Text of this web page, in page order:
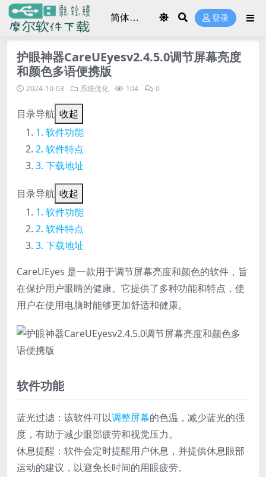
登录
护眼神器CareUEyesv2.4.5.0调节屏幕亮度
和颜色多语便携版
2024-10-03 系统优化 104 0
目录导航 收起
软件功能
软件特点
下载地址
目录导航 收起
软件功能
软件特点
下载地址
CareUEyes 是一款用于调节屏幕亮度和颜色的软件，旨
在保护用户眼睛的健康。它提供了多种功能和特点，使
用户在使用电脑时能够更加舒适和健康。
软件功能
蓝光过滤：该软件可以调整屏幕的色温，减少蓝光的强
度，有助于减少眼部疲劳和视觉压力。
休息提醒：软件会定时提醒用户休息，并提供休息眼部
运动的建议，以避免长时间的用眼疲劳。